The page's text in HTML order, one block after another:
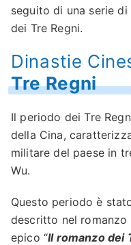
seguito di una serie
dei Tre Regni.
Dinastie
Tre Regni
Il periodo dei Tre
della Cina,
militare del paese in
Wu.
Questo periodo è
descritto nel romanzo
epico “Il romanzo dei